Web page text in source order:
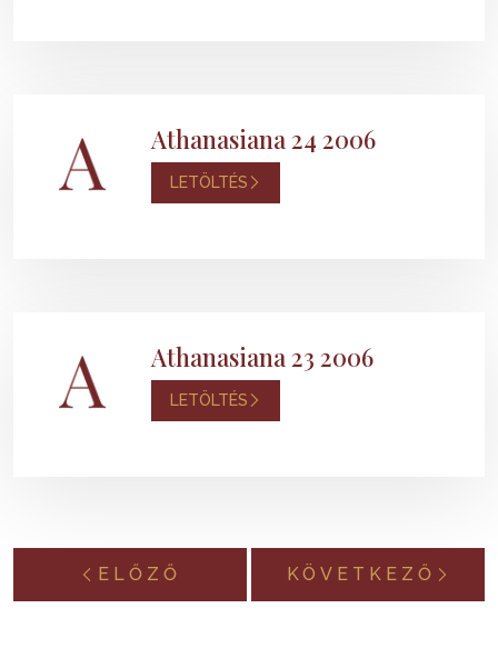
Athanasiana 24 2006
LETÖLTÉS
Athanasiana 23 2006
LETÖLTÉS
ELŐZŐ KÖVETKEZŐ